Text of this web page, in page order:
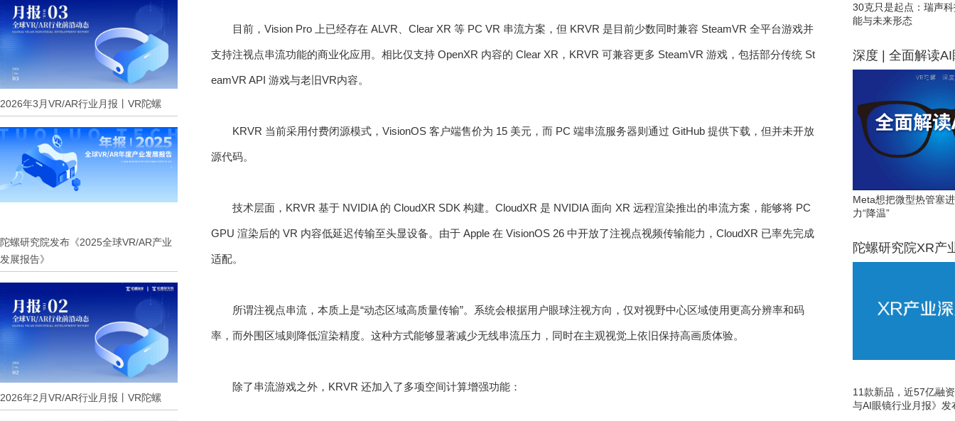
2026年3月VR/AR行业月报丨VR陀螺
陀螺研究院发布《2025全球VR/AR产业
发展报告》
2026年2月VR/AR行业月报丨VR陀螺
目前，Vision Pro 上已经存在 ALVR、Clear XR 等 PC VR 串流方案，但 KRVR 是目前少数同时兼容 SteamVR 全平台游戏并
支持注视点串流功能的商业化应用。相比仅支持 OpenXR 内容的 Clear XR，KRVR 可兼容更多 SteamVR 游戏，包括部分传统 St
eamVR API 游戏与老旧VR内容。
KRVR 当前采用付费闭源模式，VisionOS 客户端售价为 15 美元，而 PC 端串流服务器则通过 GitHub 提供下载，但并未开放
源代码。
技术层面，KRVR 基于 NVIDIA 的 CloudXR SDK 构建。CloudXR 是 NVIDIA 面向 XR 远程渲染推出的串流方案，能够将 PC
GPU 渲染后的 VR 内容低延迟传输至头显设备。由于 Apple 在 VisionOS 26 中开放了注视点视频传输能力，CloudXR 已率先完成
适配。
所谓注视点串流，本质上是“动态区域高质量传输”。系统会根据用户眼球注视方向，仅对视野中心区域使用更高分辨率和码
率，而外围区域则降低渲染精度。这种方式能够显著减少无线串流压力，同时在主观视觉上依旧保持高画质体验。
除了串流游戏之外，KRVR 还加入了多项空间计算增强功能：
30克只是起点：瑞声
能与未来形态
深度 | 全面解读AI
Meta想把微型热管塞
力“降温”
陀螺研究院XR产
11款新品，近57亿融
与AI眼镜行业月报》发